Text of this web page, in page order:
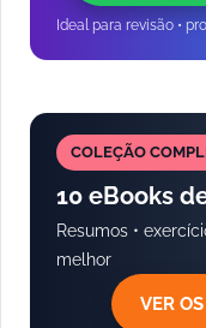
Ideal para revisão •
COLEÇÃO
10 eBooks
Resumos •
melhor
VER